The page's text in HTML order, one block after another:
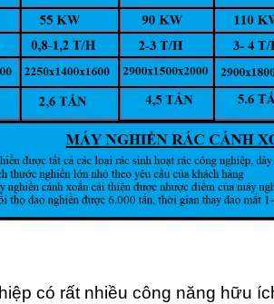
có rất nhiều công năng hữu